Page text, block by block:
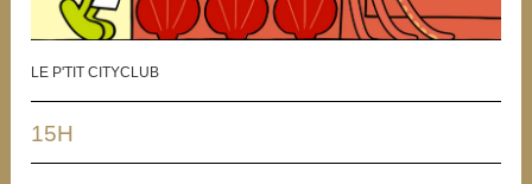
LE P'TIT CITYCLUB
15H